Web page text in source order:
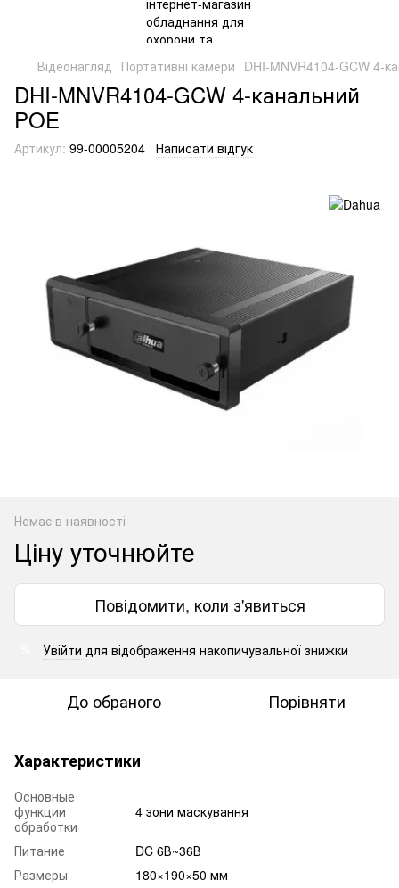
Відеонагляд Портативні камери DHI-MNVR4104-GCW 4-
DHI-MNVR4104-GCW 4-канальний
POE
Артикул: 99-00005204 Написати відгук
Немає в наявності
Ціну уточнюйте
Повідомити, коли з'явиться
Увійти для відображення накопичувальної знижки
До обраного Порівняти
Характеристики
Основные
функции
обработки
4 зони маскування
Питание
DC 6В~36В
Размеры
180×190×50 мм